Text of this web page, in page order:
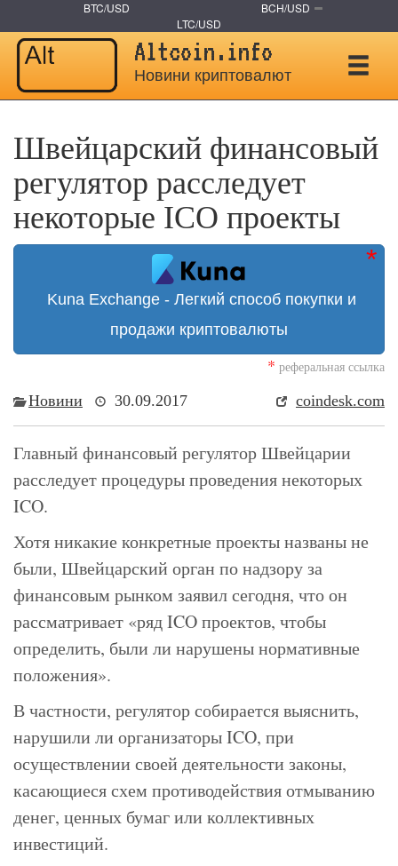
BTC/USD
BCH/USD
LTC/USD
Altcoin.info
Новини криптовалют
Швейцарский финансовый
регулятор расследует
некоторые ICO проекты
Kuna Exchange - Легкий способ покупки и
продажи криптовалюты
* реферальная ссылка
Новини 30.09.2017 coindesk.com
Главный финансовый регулятор Швейцарии
расследует процедуры проведения некоторых
ICO.
Хотя никакие конкретные проекты названы не
были, Швейцарский орган по надзору за
финансовым рынком заявил сегодня, что он
рассматривает «ряд ICO проектов, чтобы
определить, были ли нарушены нормативные
положения».
В частности, регулятор собирается выяснить,
нарушили ли организаторы ICO, при
осуществлении своей деятельности законы,
касающиеся схем противодействия отмыванию
денег, ценных бумаг или коллективных
инвестиций.